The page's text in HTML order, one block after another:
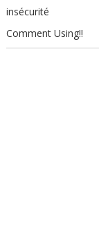
insécurité
Comment Using!!